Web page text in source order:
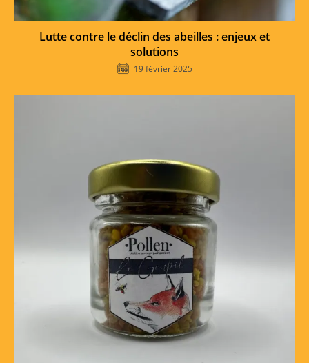
Lutte contre le déclin des abeilles : enjeux et
solutions
19 février 2025